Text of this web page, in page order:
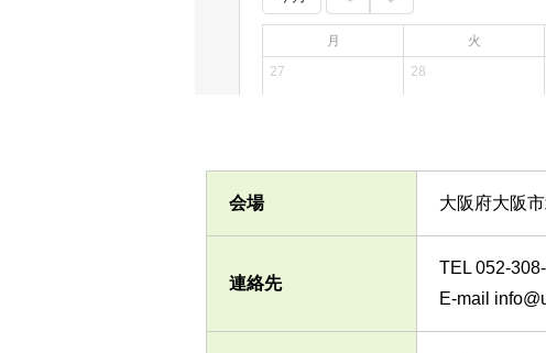
会場 大阪府大阪
連絡先
TEL 052-
E-mail